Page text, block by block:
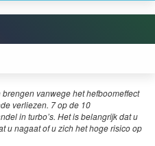
brengen vanwege het hefboomeffect
verliezen. 7 op de 10
in turbo’s. Het is belangrijk dat u
u nagaat of u zich het hoge risico op